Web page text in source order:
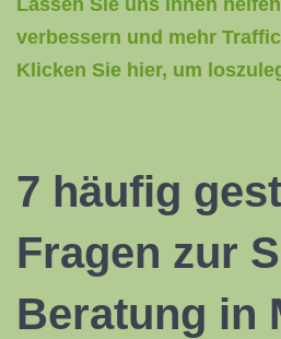
Lassen Sie uns Ihnen
verbessern und mehr
Klicken Sie hier, um
7 häufig
Fragen zur
Beratung in